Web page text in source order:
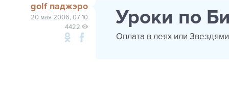
golf паджэро
20 мая 2006, 07:10
4422
Уроки по
Оплата в леях или